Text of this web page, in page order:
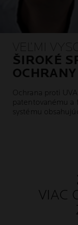
VEĽMI
ŠIROKÉ
OCHRANY
Ochrana proti
patentovanému
systému
VIAC